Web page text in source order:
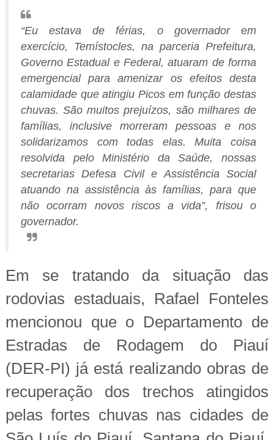
“Eu estava de férias, o governador em
exercício, Temístocles, na parceria Prefeitura,
Governo Estadual e Federal, atuaram de forma
emergencial para amenizar os efeitos desta
calamidade que atingiu Picos em função destas
chuvas. São muitos prejuízos, são milhares de
famílias, inclusive morreram pessoas e nos
solidarizamos com todas elas. Muita coisa
resolvida pelo Ministério da Saúde, nossas
secretarias Defesa Civil e Assistência Social
atuando na assistência às famílias, para que
não ocorram novos riscos a vida”, frisou o
governador.
Em se tratando da situação das
rodovias estaduais, Rafael Fonteles
mencionou que o Departamento de
Estradas de Rodagem do Piauí
(DER-PI) já está realizando obras de
recuperação dos trechos atingidos
pelas fortes chuvas nas cidades de